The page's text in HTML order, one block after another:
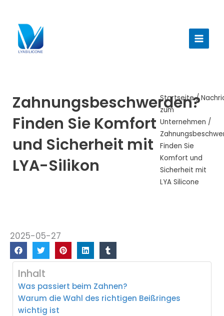
springen
Zahnungsbeschwerden?
Finden Sie Komfort
und Sicherheit mit
LYA-Silikon
Startseite/
zum
Unternehmen /
Finden Sie
Komfort und
Sicherheit mit
LYA Silicone
2025-05-27
Inhalt
Was passiert beim Zahnen?
Warum die Wahl des richtigen Beißringes
wichtig ist